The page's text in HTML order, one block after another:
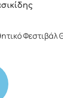
Φεστιβάλ